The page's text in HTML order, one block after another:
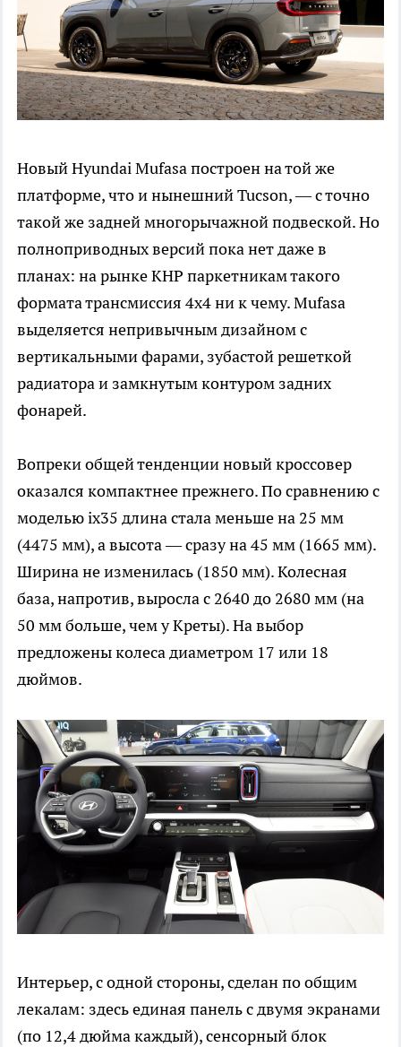
Новый Hyundai Mufasa построен на той же
платформе, что и нынешний Tucson, — с точно
такой же задней многорычажной подвеской. Но
полноприводных версий пока нет даже в
планах: на рынке КНР паркетникам такого
формата трансмиссия 4х4 ни к чему. Mufasa
выделяется непривычным дизайном с
вертикальными фарами, зубастой решеткой
радиатора и замкнутым контуром задних
фонарей.
Вопреки общей тенденции новый кроссовер
оказался компактнее прежнего. По сравнению с
моделью ix35 длина стала меньше на 25 мм
(4475 мм), а высота — сразу на 45 мм (1665 мм).
Ширина не изменилась (1850 мм). Колесная
база, напротив, выросла с 2640 до 2680 мм (на
50 мм больше, чем у Креты). На выбор
предложены колеса диаметром 17 или 18
дюймов.
Интерьер, с одной стороны, сделан по общим
лекалам: здесь единая панель с двумя экранами
(по 12,4 дюйма каждый), сенсорный блок